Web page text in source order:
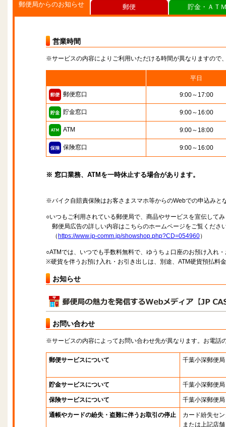
郵便局からのお知らせ
営業時間
※サービスの内容によりご利用いただける時間が異なりますので
平日
郵便窓口 9:00～17:00
貯金窓口 9:00～16:00
ATM 9:00～18:00
保険窓口 9:00～16:00
※ 窓口業務、ATMを一時休止する場合があります。
※バイク自賠責保険はお客さまスマホ等からのWebでの申込みと
○いつもご利用されている郵便局で、商品やサービスを宣伝して
郵便局広告の詳しい内容はこちらのホームページをご覧くださ
（ https://www.jp-comm.jp/showshop.php?CD=054960）
○ATMでは、いつでも手数料無料で、ゆうちょ口座のお預け入れ
※硬貨を伴うお預け入れ・お引き出しは、別途、ATM硬貨預払料
お知らせ
お問い合わせ
※サービスの内容によってお問い合わせ先が異なります。お電話
郵便サービスについて 千葉小深郵便局
貯金サービスについて 千葉小深郵便局
保険サービスについて 千葉小深郵便局
通帳やカードの紛失・盗難に伴うお取引の停止
カード紛失セ
または上記店舗
郵便 貯金・ＡＴ